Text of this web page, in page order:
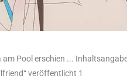
Pool erschien ...
veröffentlicht 1